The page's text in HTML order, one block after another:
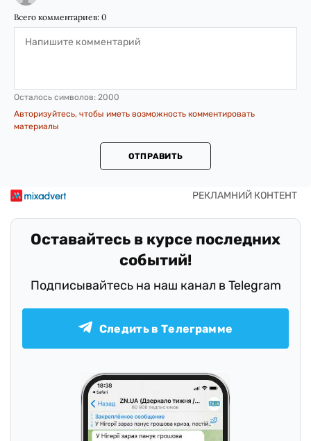
Всего комментариев: 0
Осталось символов: 2000
Авторизуйтесь, чтобы иметь возможность комментировать
материалы
ОТПРАВИТЬ
Оставайтесь в курсе последних
событий!
Подписывайтесь на наш канал в Telegram
Следить в Телеграмме